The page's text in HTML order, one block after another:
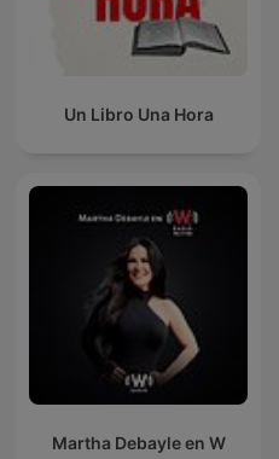
Un Libro Una Hora
Martha Debayle en W